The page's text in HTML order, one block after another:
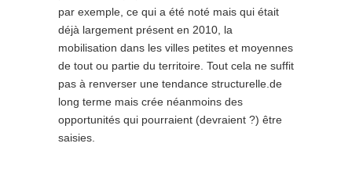
par exemple, ce qui a été noté mais qui était
déjà largement présent en 2010, la
mobilisation dans les villes petites et moyennes
de tout ou partie du territoire. Tout cela ne suffit
pas à renverser une tendance structurelle.de
long terme mais crée néanmoins des
opportunités qui pourraient (devraient ?) être
saisies.